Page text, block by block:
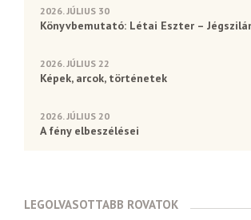
2026. JÚLIUS 30
Könyvbemutató: Létai Eszter –
2026. JÚLIUS 22
Képek, arcok, történetek
2026. JÚLIUS 20
A fény elbeszélései
LEGOLVASOTTABB ROVATOK